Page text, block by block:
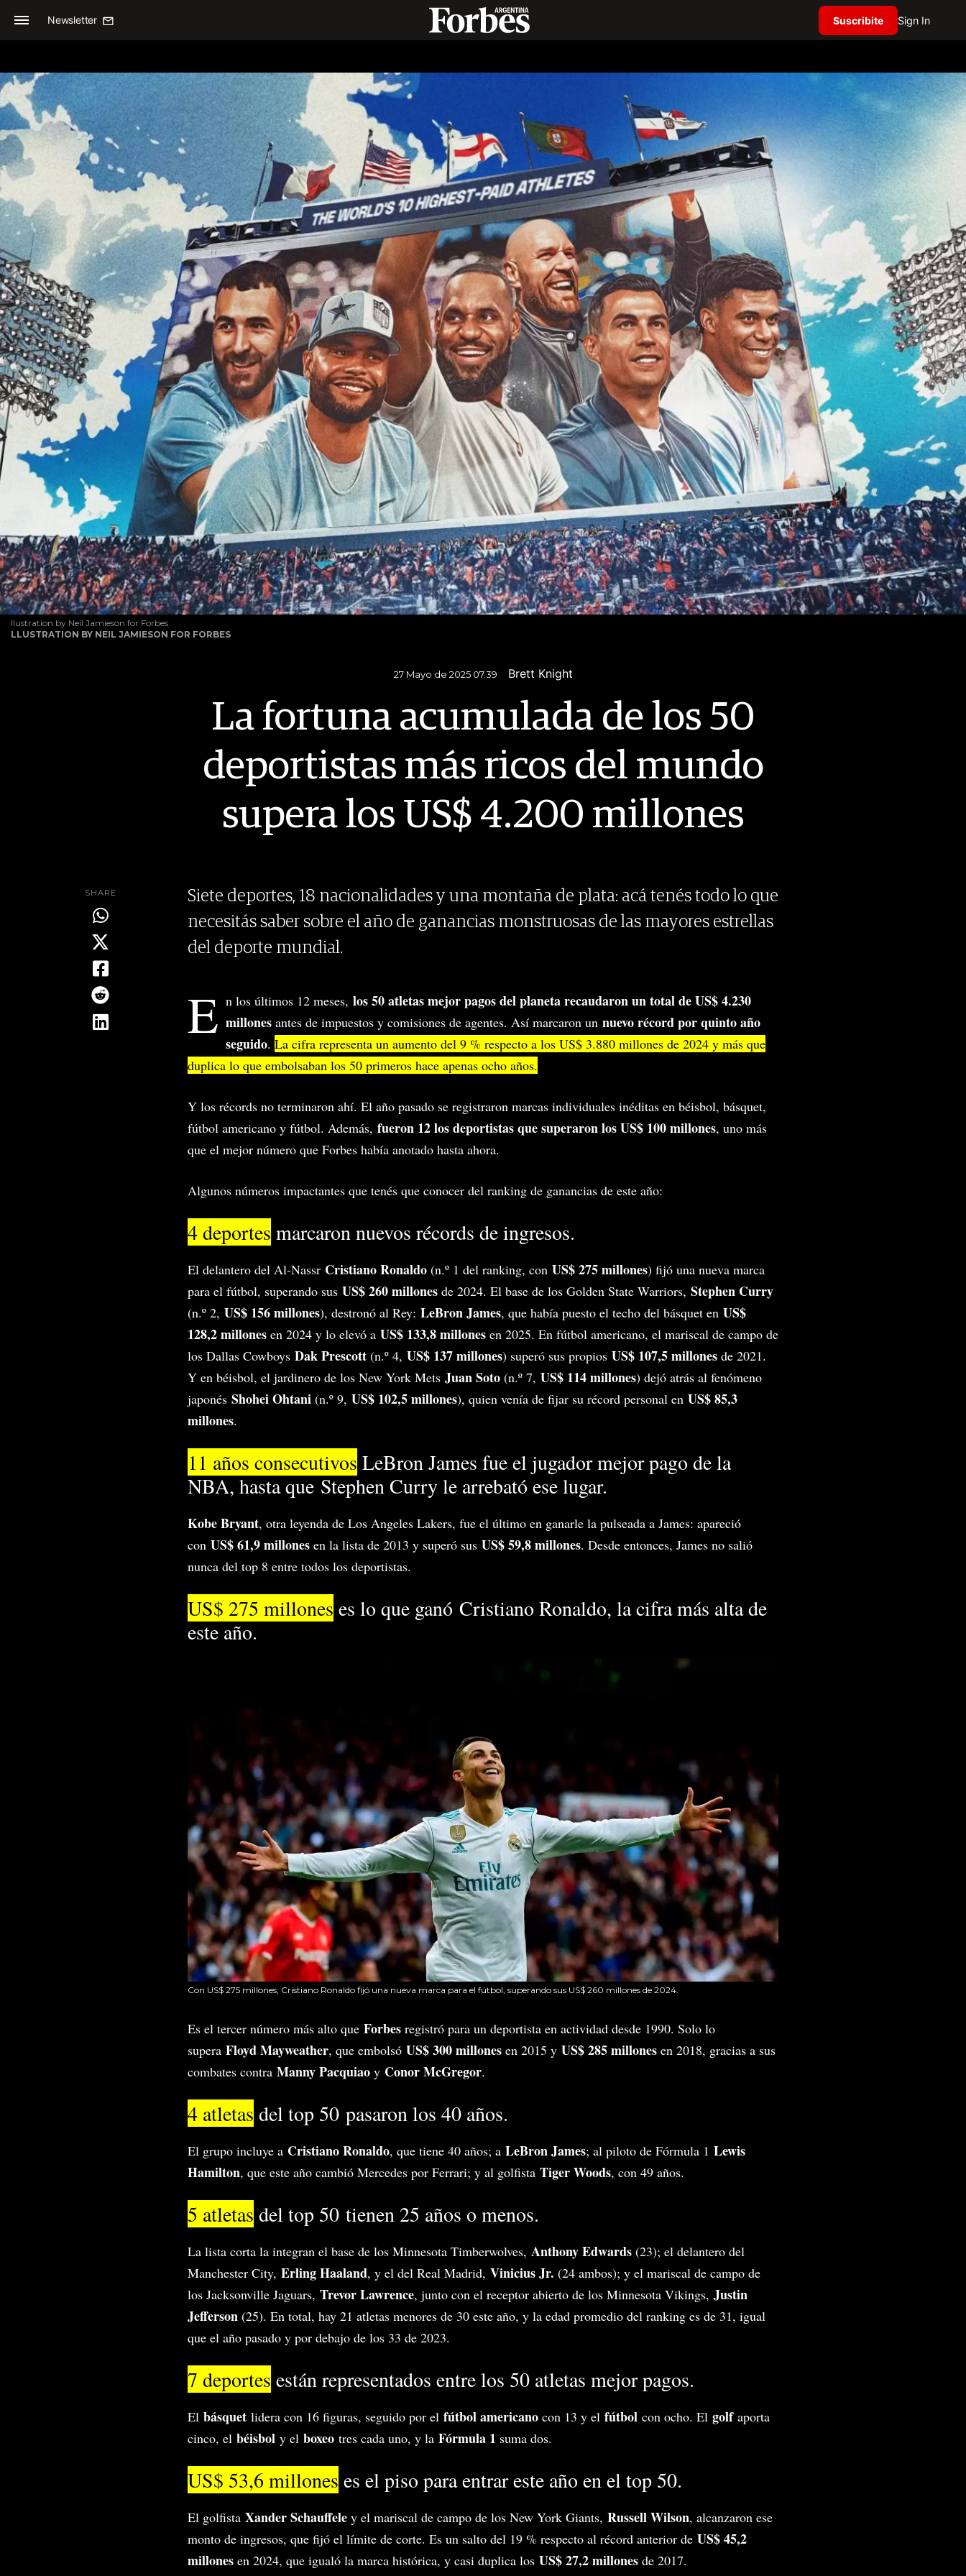
Newsletter Suscribite Sign In
llustration by Neil Jamieson for Forbes
LLUSTRATION BY NEIL JAMIESON FOR FORBES
27 Mayo de 2025 07.39 Brett Knight
La fortuna acumulada de los 50
deportistas más ricos del mundo
supera los US$ 4.200 millones
SHARE
Siete deportes, 18 nacionalidades y una montaña de plata: acá tenés todo lo que
necesitás saber sobre el año de ganancias monstruosas de las mayores estrellas
del deporte mundial.
E n los últimos 12 meses, los 50 atletas mejor pagos del planeta recaudaron un total de US$ 4.230
millones antes de impuestos y comisiones de agentes. Así marcaron un nuevo récord por quinto año
seguido. La cifra representa un aumento del 9 % respecto a los US$ 3.880 millones de 2024 y más que
duplica lo que embolsaban los 50 primeros hace apenas ocho años.
Y los récords no terminaron ahí. El año pasado se registraron marcas individuales inéditas en béisbol, básquet,
fútbol americano y fútbol. Además, fueron 12 los deportistas que superaron los US$ 100 millones, uno más
que el mejor número que Forbes había anotado hasta ahora.
Algunos números impactantes que tenés que conocer del ranking de ganancias de este año:
4 deportes marcaron nuevos récords de ingresos.
El delantero del Al-Nassr Cristiano Ronaldo (n.º 1 del ranking, con US$ 275 millones) fijó una nueva marca
para el fútbol, superando sus US$ 260 millones de 2024. El base de los Golden State Warriors, Stephen Curry
(n.º 2, US$ 156 millones), destronó al Rey: LeBron James, que había puesto el techo del básquet en US$
128,2 millones en 2024 y lo elevó a US$ 133,8 millones en 2025. En fútbol americano, el mariscal de campo de
los Dallas Cowboys Dak Prescott (n.º 4, US$ 137 millones) superó sus propios US$ 107,5 millones de 2021.
Y en béisbol, el jardinero de los New York Mets Juan Soto (n.º 7, US$ 114 millones) dejó atrás al fenómeno
japonés Shohei Ohtani (n.º 9, US$ 102,5 millones), quien venía de fijar su récord personal en US$ 85,3
millones.
11 años consecutivos LeBron James fue el jugador mejor pago de la
NBA, hasta que Stephen Curry le arrebató ese lugar.
Kobe Bryant, otra leyenda de Los Angeles Lakers, fue el último en ganarle la pulseada a James: apareció
con US$ 61,9 millones en la lista de 2013 y superó sus US$ 59,8 millones. Desde entonces, James no salió
nunca del top 8 entre todos los deportistas.
US$ 275 millones es lo que ganó Cristiano Ronaldo, la cifra más alta de
este año.
Con US$ 275 millones, Cristiano Ronaldo fijó una nueva marca para el fútbol, superando sus US$ 260 millones de 2024.
Es el tercer número más alto que Forbes registró para un deportista en actividad desde 1990. Solo lo
supera Floyd Mayweather, que embolsó US$ 300 millones en 2015 y US$ 285 millones en 2018, gracias a sus
combates contra Manny Pacquiao y Conor McGregor.
4 atletas del top 50 pasaron los 40 años.
El grupo incluye a Cristiano Ronaldo, que tiene 40 años; a LeBron James; al piloto de Fórmula 1 Lewis
Hamilton, que este año cambió Mercedes por Ferrari; y al golfista Tiger Woods, con 49 años.
5 atletas del top 50 tienen 25 años o menos.
La lista corta la integran el base de los Minnesota Timberwolves, Anthony Edwards (23); el delantero del
Manchester City, Erling Haaland, y el del Real Madrid, Vinicius Jr. (24 ambos); y el mariscal de campo de
los Jacksonville Jaguars, Trevor Lawrence, junto con el receptor abierto de los Minnesota Vikings, Justin
Jefferson (25). En total, hay 21 atletas menores de 30 este año, y la edad promedio del ranking es de 31, igual
que el año pasado y por debajo de los 33 de 2023.
7 deportes están representados entre los 50 atletas mejor pagos.
El básquet lidera con 16 figuras, seguido por el fútbol americano con 13 y el fútbol con ocho. El golf aporta
cinco, el béisbol y el boxeo tres cada uno, y la Fórmula 1 suma dos.
US$ 53,6 millones es el piso para entrar este año en el top 50.
El golfista Xander Schauffele y el mariscal de campo de los New York Giants, Russell Wilson, alcanzaron ese
monto de ingresos, que fijó el límite de corte. Es un salto del 19 % respecto al récord anterior de US$ 45,2
millones en 2024, que igualó la marca histórica, y casi duplica los US$ 27,2 millones de 2017.